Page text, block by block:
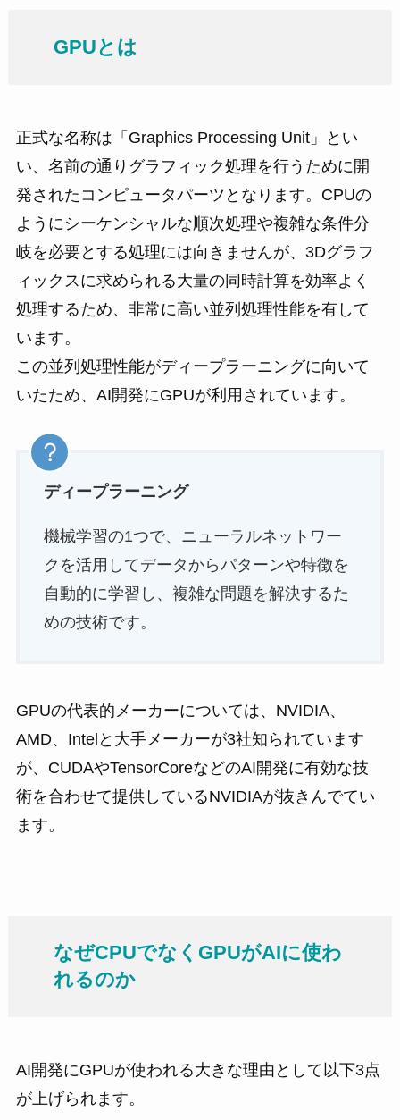
GPUとは
正式な名称は「Graphics Processing Unit」とい
い、名前の通りグラフィック処理を行うために開
発されたコンピュータパーツとなります。CPUの
ようにシーケンシャルな順次処理や複雑な条件分
岐を必要とする処理には向きませんが、3Dグラフ
ィックスに求められる大量の同時計算を効率よく
処理するため、非常に高い並列処理性能を有して
います。
この並列処理性能がディープラーニングに向いて
いたため、AI開発にGPUが利用されています。
ディープラーニング
機械学習の1つで、ニューラルネットワー
クを活用してデータからパターンや特徴を
自動的に学習し、複雑な問題を解決するた
めの技術です。
GPUの代表的メーカーについては、NVIDIA、
AMD、Intelと大手メーカーが3社知られています
が、CUDAやTensorCoreなどのAI開発に有効な技
術を合わせて提供しているNVIDIAが抜きんでてい
ます。
なぜCPUでなくGPUがAIに使わ
れるのか
AI開発にGPUが使われる大きな理由として以下3点
が上げられます。